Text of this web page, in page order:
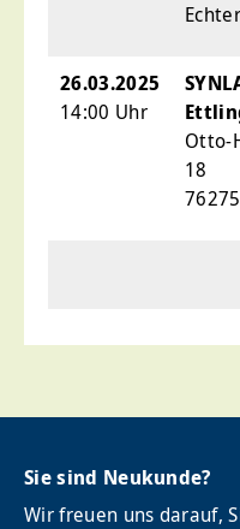
26.03.2025
14:00 Uhr
Otto-
18
Sie sind Neukunde?
Wir freuen uns darauf,